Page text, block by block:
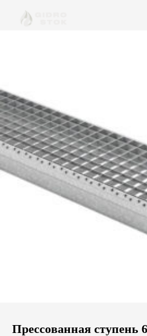
Прессованная ступень